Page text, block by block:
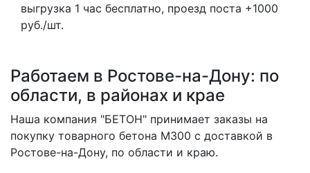
выгрузка 1 час бесплатно, проезд поста +1000
руб./шт.
Работаем в Ростове-на-Дону: по
области, в районах и крае
Наша компания "БЕТОН" принимает заказы на
покупку товарного бетона M300 с доставкой в
Ростове-на-Дону, по области и краю.